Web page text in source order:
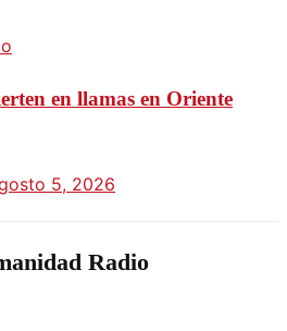
en llamas en Oriente
5, 2026
Radio